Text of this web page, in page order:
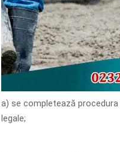
a) se completează
legale;